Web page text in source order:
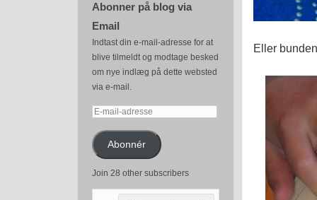
Abonner på blog via
Email
Indtast din e-mail-adresse for at
blive tilmeldt og modtage besked
om nye indlæg på dette websted
via e-mail.
E-
adresseAbonnér
Join 28 other subscribers
Eller